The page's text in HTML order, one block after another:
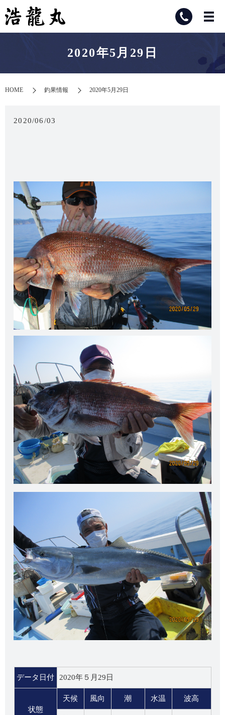
2020年5月29日
HOME 釣果情報 2020年5月29日
2020/06/03
データ日付 2020年５月29日
状態
天候 風向 潮 水温 波高